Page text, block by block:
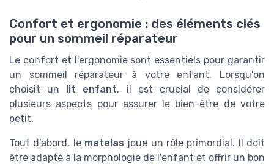
Confort et ergonomie : des éléments clés
pour un sommeil réparateur
Le confort et l'ergonomie sont essentiels pour garantir
un sommeil réparateur à votre enfant. Lorsqu'on
choisit un lit enfant, il est crucial de considérer
plusieurs aspects pour assurer le bien-être de votre
petit.
Tout d'abord, le matelas joue un rôle primordial. Il doit
être adapté à la morphologie de l'enfant et offrir un bon